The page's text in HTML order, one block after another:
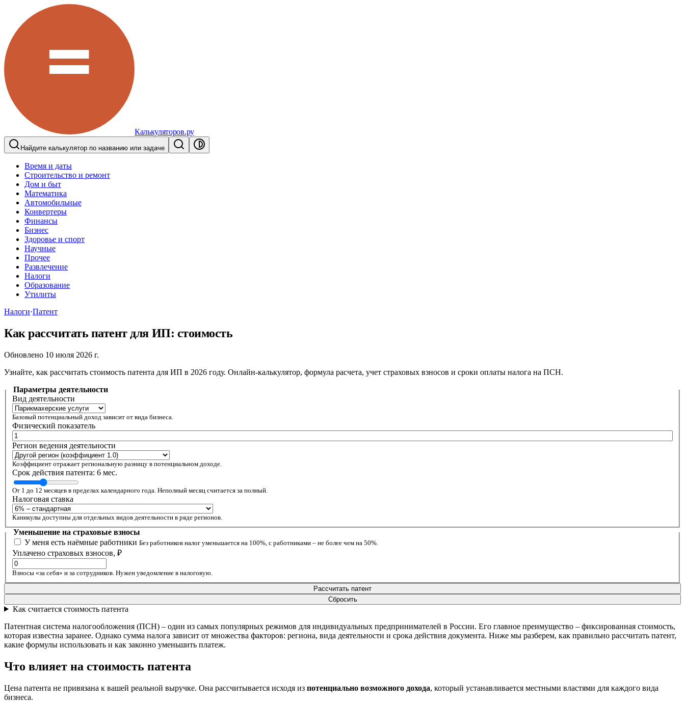
Калькуляторов.ру
Найдите калькулятор по названию или задаче
Время и даты
Строительство и ремонт
Дом и быт
Математика
Автомобильные
Конвертеры
Финансы
Бизнес
Здоровье и спорт
Научные
Прочее
Развлечение
Налоги
Образование
Утилиты
Налоги·Патент
Как рассчитать патент для ИП: стоимость
Обновлено 10 июля 2026 г.
Узнайте, как рассчитать стоимость патента для ИП в 2026 году. Онлайн-калькулятор, формула расчета, учет страховых взносов и сроки оплаты налога на ПСН.
Параметры деятельности
Вид деятельности
Базовый потенциальный доход зависит от вида бизнеса.
Физический показатель
Регион ведения деятельности
Коэффициент отражает региональную разницу в потенциальном доходе.
Срок действия патента: 6 мес.
От 1 до 12 месяцев в пределах календарного года. Неполный месяц считается за полный.
Налоговая ставка
Каникулы доступны для отдельных видов деятельности в ряде регионов.
Уменьшение на страховые взносы
У меня есть наёмные работники Без работников налог уменьшается на 100%, с работниками – не более чем на 50%.
Уплачено страховых взносов, ₽
Взносы «за себя» и за сотрудников. Нужен уведомление в налоговую.
Рассчитать патент
Сбросить
Как считается стоимость патента
Патентная система налогообложения (ПСН) – один из самых популярных режимов для индивидуальных предпринимателей в России. Его главное преимущество – фиксированная стоимость,
которая известна заранее. Однако сумма налога зависит от множества факторов: региона, вида деятельности и срока действия документа. Ниже мы разберем, как правильно рассчитать патент,
какие формулы использовать и как законно уменьшить платеж.
Что влияет на стоимость патента
Цена патента не привязана к вашей реальной выручке. Она рассчитывается исходя из потенциально возможного дохода, который устанавливается местными властями для каждого вида
бизнеса.